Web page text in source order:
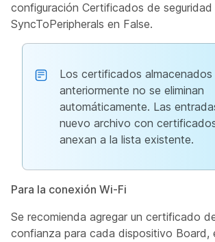
configuración Certificados de
SyncToPeripherals en False.
Los certificados almacenados
anteriormente no se eliminan
automáticamente. Las
nuevo archivo con
anexan a la lista existente.
Para la conexión Wi-Fi
Se recomienda agregar un certificado
confianza para cada dispositivo Board,